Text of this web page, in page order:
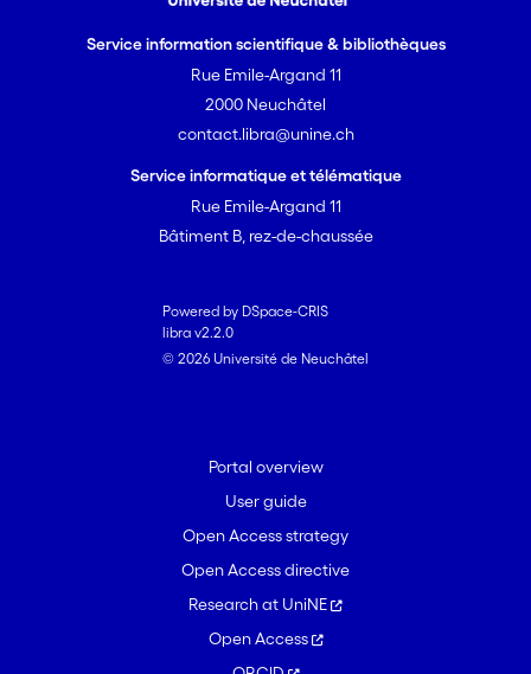
Service information scientifique & bibliothèques
Rue Emile-Argand 11
2000 Neuchâtel
contact.libra@unine.ch
Service informatique et télématique
Rue Emile-Argand 11
Bâtiment B, rez-de-chaussée
Powered by DSpace-CRIS
libra v2.2.0
© 2026 Université de Neuchâtel
Portal overview
User guide
Open Access strategy
Open Access directive
Research at UniNE
Open Access